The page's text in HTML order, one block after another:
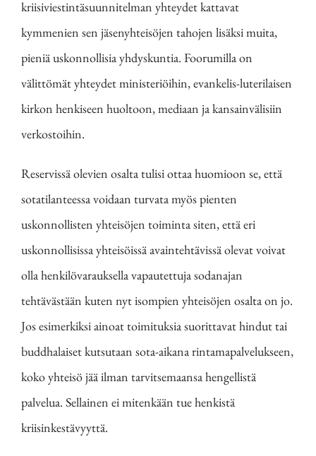
kriisiviestintäsuunnitelman yhteydet kattavat
kymmenien sen jäsenyhteisöjen tahojen lisäksi muita,
pieniä uskonnollisia yhdyskuntia. Foorumilla on
välittömät yhteydet ministeriöihin, evankelis-luterilaisen
kirkon henkiseen huoltoon, mediaan ja kansainvälisiin
verkostoihin.
Reservissä olevien osalta tulisi ottaa huomioon se, että
sotatilanteessa voidaan turvata myös pienten
uskonnollisten yhteisöjen toiminta siten, että eri
uskonnollisissa yhteisöissä avaintehtävissä olevat voivat
olla henkilövarauksella vapautettuja sodanajan
tehtävästään kuten nyt isompien yhteisöjen osalta on jo.
Jos esimerkiksi ainoat toimituksia suorittavat hindut tai
buddhalaiset kutsutaan sota-aikana rintamapalvelukseen,
koko yhteisö jää ilman tarvitsemaansa hengellistä
palvelua. Sellainen ei mitenkään tue henkistä
kriisinkestävyyttä.